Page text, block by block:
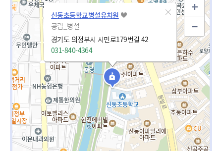
신동초등학교병설유치원
공립_병설
경기도 의정부시 시민로179번길 42
031-840-4364